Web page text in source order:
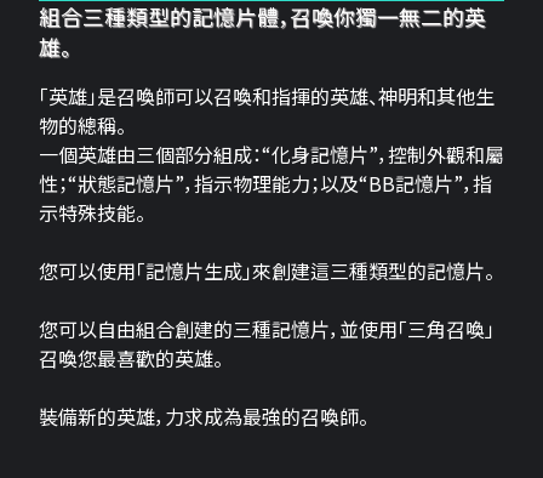
組合三種類型的記憶片體，召喚你獨一無二的英
雄。
「英雄」是召喚師可以召喚和指揮的英雄、神明和其他生
物的總稱。
一個英雄由三個部分組成：“化身記憶片”，控制外觀和屬
性；“狀態記憶片”，指示物理能力；以及“BB記憶片”，指
示特殊技能。
您可以使用「記憶片生成」來創建這三​​種類型的記憶片。
您可以自由組合創建的三種記憶片，並使用「三角召喚」
召喚您最喜歡的英雄。
裝備新的英雄，力求成為最強的召喚師。